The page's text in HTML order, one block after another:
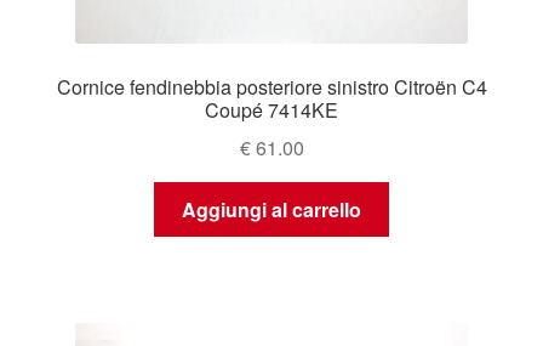
Cornice fendinebbia posteriore sinistro Citroën C4
Coupé 7414KE
€61.00
Aggiungi al carrello